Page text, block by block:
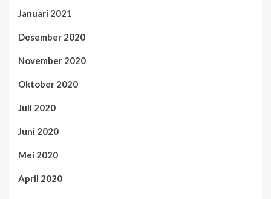
Januari 2021
Desember 2020
November 2020
Oktober 2020
Juli 2020
Juni 2020
Mei 2020
April 2020